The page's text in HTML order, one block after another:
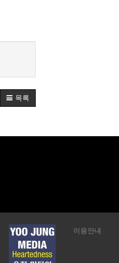
목록
이용안내